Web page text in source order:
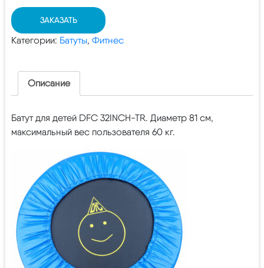
ЗАКАЗАТЬ
Категории: Батуты, Фитнес
Описание
Батут для детей DFC 32INCH-TR. Диаметр 81 cм,
максимальный вес пользователя 60 кг.